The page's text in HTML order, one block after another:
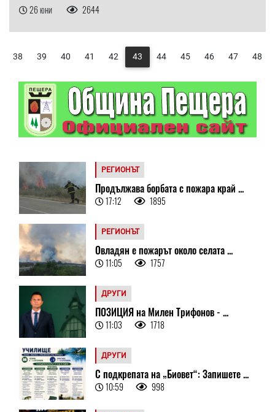
26 юни 2644
38 39 40 41 42 43 44 45 46 47 48
РЕГИОНЪТ
Продължава борбата с пожара край ...
17:12 1895
РЕГИОНЪТ
Овладян е пожарът около селата ...
11:05 1757
ДРУГИ
ПОЗИЦИЯ на Милен Трифонов - ...
11:03 1718
ДРУГИ
С подкрепата на „Биовет“: Запишете ...
10:59 998